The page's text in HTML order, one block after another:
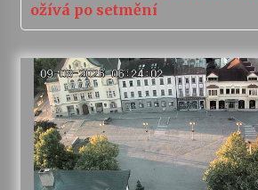
ožívá po setmění